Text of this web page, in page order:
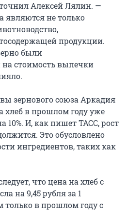
Алексей Лялин. —
являются не только
продукции.
были
стоимость выпечки
зернового союза Аркадия
хлеб в прошлом году уже
10%. И, как пишет ТАСС, рост
Это обусловлено
ингредиентов, таких как
что цена на хлеб с
на 9,45 рубля за 1
в прошлом году с